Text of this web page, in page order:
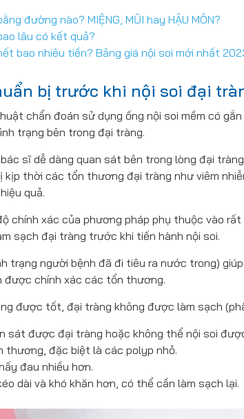
đường nào? MIỆNG, MŨI hay HẬU MÔN?
lâu có kết quả?
bao nhiêu tiền? Bảng giá nội soi mới nhất
bị trước khi nội soi đại
chẩn đoán sử dụng ống nội soi mềm có
trạng bên trong đại tràng.
sĩ dễ dàng quan sát bên trong lòng đại
kịp thời các tổn thương đại tràng như viêm
quả.
chính xác của phương pháp phụ thuộc vào
sạch đại tràng trước khi tiến hành nội soi.
trạng người bệnh đã đi tiêu ra nước trong)
được chính xác các tổn thương.
được tốt, đại tràng không được làm sạch
sát được đại tràng hoặc không thể nội soi
thương, đặc biệt là các polyp nhỏ.
đau nhiều hơn.
dài và khó khăn hơn, có thể cần làm sạch lại.